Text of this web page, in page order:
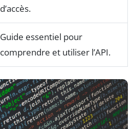
d’accès.
Guide essentiel pour
comprendre et utiliser l’API.